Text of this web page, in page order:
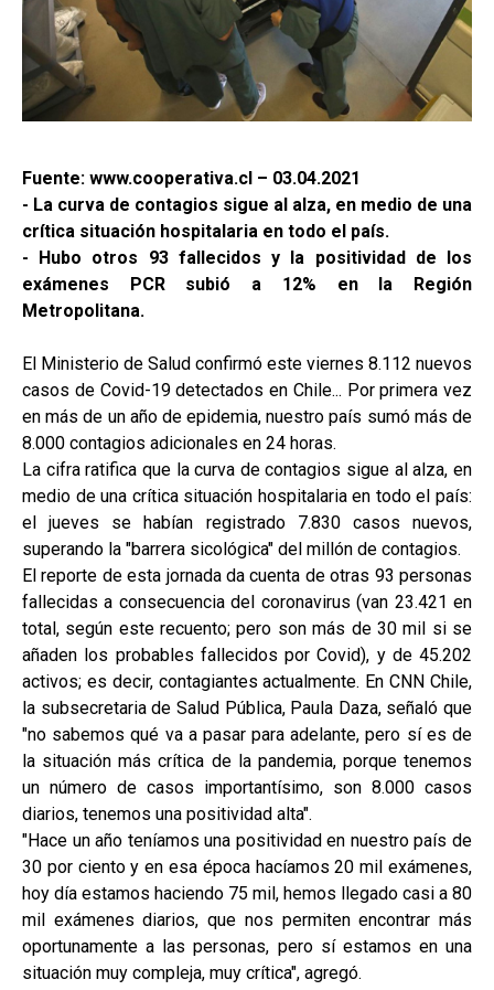
Fuente: www.cooperativa.cl – 03.04.2021
- La curva de contagios sigue al alza, en medio de una
crítica situación hospitalaria en todo el país.
- Hubo otros 93 fallecidos y la positividad de los
exámenes PCR subió a 12% en la Región
Metropolitana.
El Ministerio de Salud confirmó este viernes 8.112 nuevos
casos de Covid-19 detectados en Chile... Por primera vez
en más de un año de epidemia, nuestro país sumó más de
8.000 contagios adicionales en 24 horas.
La cifra ratifica que la curva de contagios sigue al alza, en
medio de una crítica situación hospitalaria en todo el país:
el jueves se habían registrado 7.830 casos nuevos,
superando la "barrera sicológica" del millón de contagios.
El reporte de esta jornada da cuenta de otras 93 personas
fallecidas a consecuencia del coronavirus (van 23.421 en
total, según este recuento; pero son más de 30 mil si se
añaden los probables fallecidos por Covid), y de 45.202
activos; es decir, contagiantes actualmente. En CNN Chile,
la subsecretaria de Salud Pública, Paula Daza, señaló que
"no sabemos qué va a pasar para adelante, pero sí es de
la situación más crítica de la pandemia, porque tenemos
un número de casos importantísimo, son 8.000 casos
diarios, tenemos una positividad alta".
"Hace un año teníamos una positividad en nuestro país de
30 por ciento y en esa época hacíamos 20 mil exámenes,
hoy día estamos haciendo 75 mil, hemos llegado casi a 80
mil exámenes diarios, que nos permiten encontrar más
oportunamente a las personas, pero sí estamos en una
situación muy compleja, muy crítica", agregó.